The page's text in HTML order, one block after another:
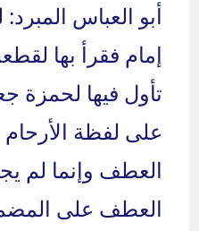
أبو العباس
إمام فقرأ بها
تأول فيها لحمزة
على لفظة الأرحام
العطف وإنما لم
العطف على